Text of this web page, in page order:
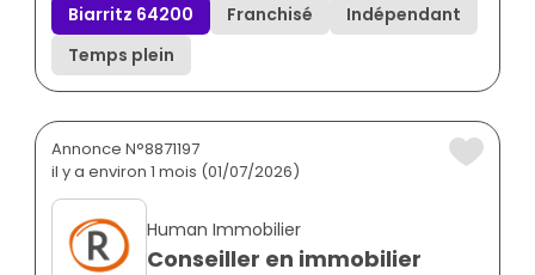
Biarritz 64200 Franchisé
Indépendant
Temps plein
Annonce N°8871197
il y a environ 1 mois (01/07/2026)
Human Immobilier
Conseiller en immobilier